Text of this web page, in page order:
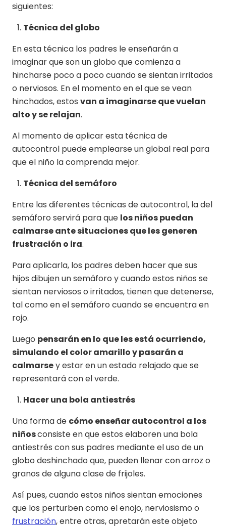
siguientes:
Técnica del globo
En esta técnica los padres le enseñarán a
imaginar que son un globo que comienza a
hincharse poco a poco cuando se sientan irritados
o nerviosos. En el momento en el que se vean
hinchados, estos van a imaginarse que vuelan
alto y se relajan.
Al momento de aplicar esta técnica de
autocontrol puede emplearse un global real para
que el niño la comprenda mejor.
Técnica del semáforo
Entre las diferentes técnicas de autocontrol, la del
semáforo servirá para que los niños puedan
calmarse ante situaciones que les generen
frustración o ira.
Para aplicarla, los padres deben hacer que sus
hijos dibujen un semáforo y cuando estos niños se
sientan nerviosos o irritados, tienen que detenerse,
tal como en el semáforo cuando se encuentra en
rojo.
Luego pensarán en lo que les está ocurriendo,
simulando el color amarillo y pasarán a
calmarsey estar en un estado relajado que se
representará con el verde.
Hacer una bola antiestrés
Una forma de cómo enseñar autocontrol a los
niñosconsiste en que estos elaboren una bola
antiestrés con sus padres mediante el uso de un
globo deshinchado que, pueden llenar con arroz o
granos de alguna clase de frijoles.
Así pues, cuando estos niños sientan emociones
que los perturben como el enojo, nerviosismo o
frustración, entre otras, apretarán este objeto